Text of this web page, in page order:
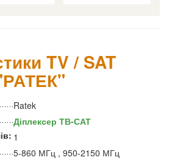
TV / SAT
Ratek
Діплексер ТВ-САТ
1
5-860 МГц , 950-2150 МГц